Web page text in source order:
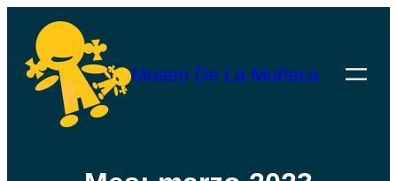
contenido
Museo De La Muñeca